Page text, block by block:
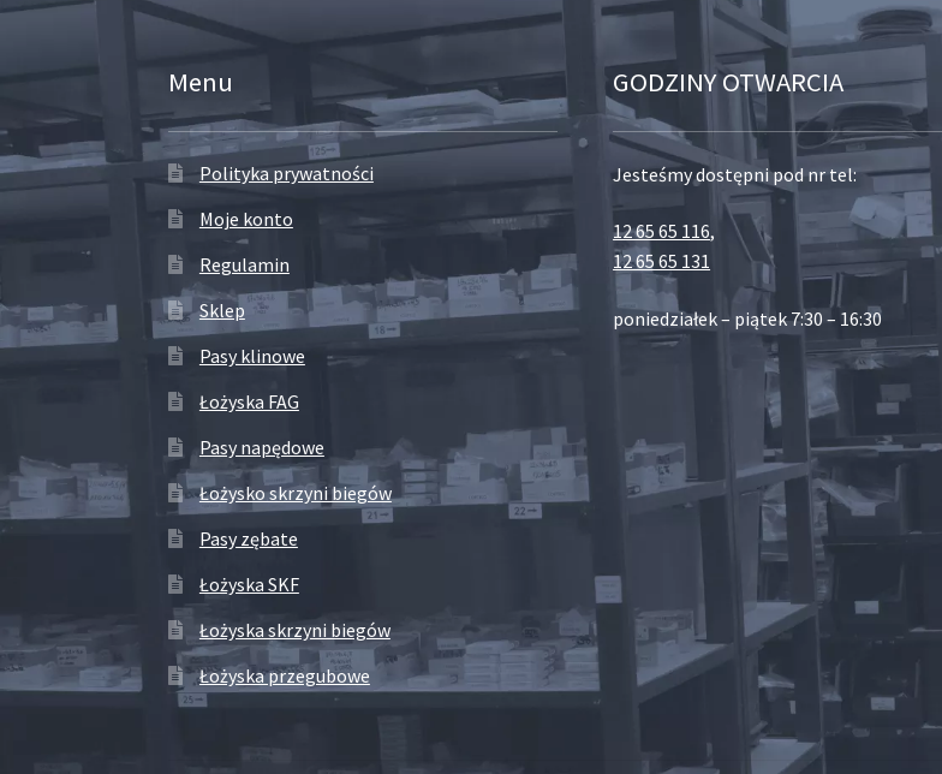
Menu
Polityka prywatności
Moje konto
Regulamin
Sklep
Pasy klinowe
Łożyska FAG
Pasy napędowe
Łożysko skrzyni biegów
Pasy zębate
Łożyska SKF
Łożyska skrzyni biegów
Łożyska przegubowe
GODZINY OTWARCIA
Jesteśmy dostępni pod nr tel:
12 65 65 116,
12 65 65 131
poniedziałek – piątek 7:30 – 16:30